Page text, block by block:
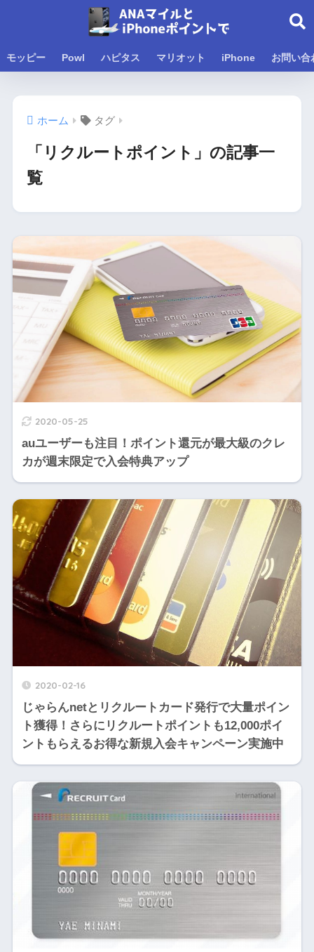
モッピー Powl ハピタス マリオット iPhone お問い合
ホーム タグ
「リクルートポイント」の記事一
覧
2020-05-25
auユーザーも注目！ポイント還元が最大級のクレ
カが週末限定で入会特典アップ
2020-02-16
じゃらんnetとリクルートカード発行で大量ポイン
ト獲得！さらにリクルートポイントも12,000ポイ
ントもらえるお得な新規入会キャンペーン実施中